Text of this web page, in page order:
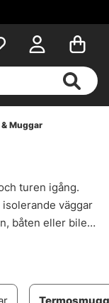
Muggar
turen igång.
väggar
båten eller bilen.
hittar du
– och alltid redo